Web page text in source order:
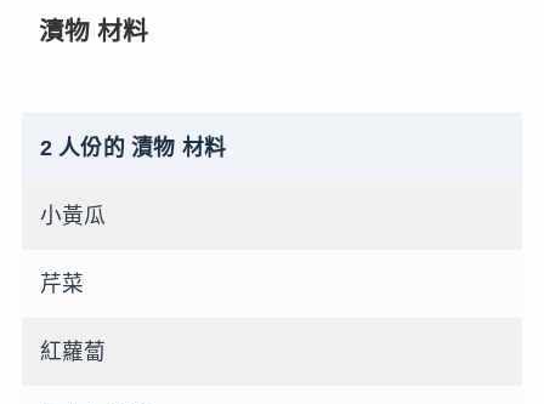
漬物 材料
2 人份的 漬物 材料
小黃瓜
芹菜
紅蘿蔔